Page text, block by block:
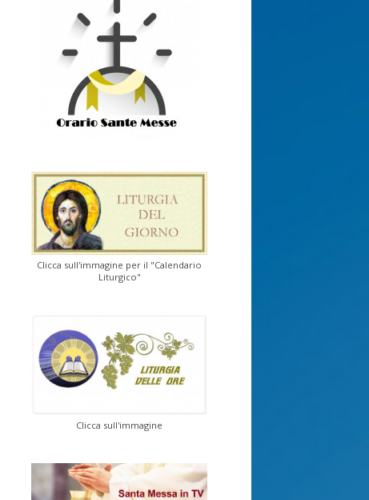
Clicca sull'immagine per il "Calendario
Liturgico"
Clicca sull'immagine